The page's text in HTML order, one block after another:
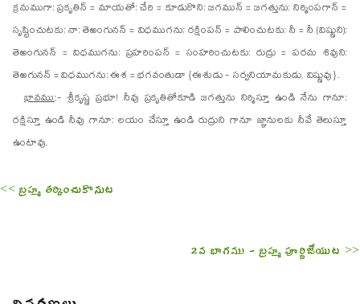
క్రమముగా; ప్రకృతిన్ = మాయతో; చేరి = కూడుకొని; జగమున్ = జగత్తును; నిర్మింపగాన్ =
సృష్టించుటకు; నా; తెఱంగునన్ = విధముగను; రక్షింపన్ = పాలించుటకు; నీ = నీ (విష్ణుని);
తెఱంగునన్ = విధముగను; ప్రహరింపన్ = సంహరించుటకు; రుద్రు = పరమ శివుని;
తెఱగునన్ = విధముగను; ఈశ = భగవంతుడా {ఈశుడు - సర్వనియామకుడు, విష్ణువు}.
భావము:- శ్రీకృష్ణ ప్రభూ! నీవు ప్రకృతితోకూడి జగత్తును నిర్మిస్తూ ఉండి నేను గానూ;
రక్షిస్తూ ఉండి నీవు గానూ; లయం చేస్తూ ఉండి రుద్రుని గానూ జ్ఞానులకు నీవే తెలుస్తూ
ఉంటావు.
<< బ్రహ్మ తర్కించుకొనుట
2వ భాగము - బ్రహ్మ పూర్ణిజేయుట >>